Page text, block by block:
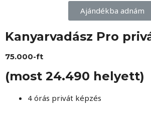
Ajándékba adnám
Kanyarvadász Pro
75.000-ft
(most 24.490 helyett)
4 órás privát képzés